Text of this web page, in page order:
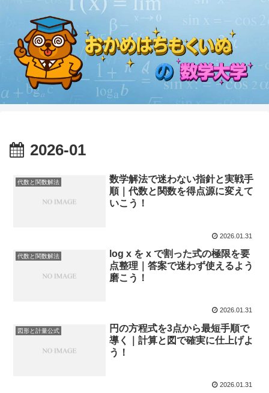
2026-01
代数と関数解法
数学解法で迷わない指針と実戦手
順｜代数と関数を得点源に変えて
いこう！
2026.01.31
代数と関数解法
log x を x で割った式の極限を要
点整理｜答案で迷わず使えるよう
磨こう！
2026.01.31
図形と計量公式
円の方程式を3点から最短手順で
導く｜計算と図で確実に仕上げよ
う！
2026.01.31